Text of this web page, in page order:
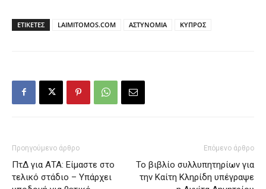
ΕΤΙΚΕΤΕΣ LAIMITOMOS.COM ΑΣΤΥΝΟΜΙΑ ΚΥΠΡΟΣ
Προηγούμενο άρθρο
ΠτΔ για ΑΤΑ: Είμαστε στο
τελικό στάδιο – Υπάρχει
Επόμενο άρθρο
Το βιβλίο συλλυπητηρίων για
την Καίτη Κληρίδη υπέγραψε